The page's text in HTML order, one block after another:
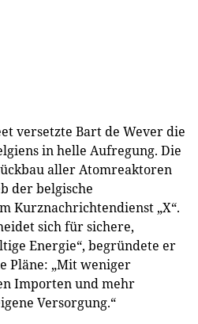
versetzte Bart de Wever die
in helle Aufregung. Die
aller Atomreaktoren
der belgische
Kurznachrichtendienst „X“.
sich für sichere,
Energie“, begründete er
Pläne: „Mit weniger
Importen und mehr
Versorgung.“